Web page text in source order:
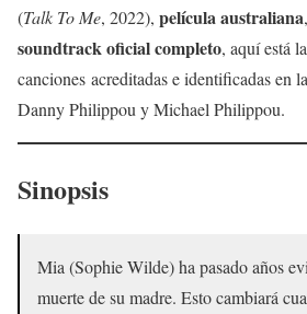
(Talk To Me, 2022), película australiana
soundtrack oficial completo, aquí está
canciones acreditadas e identificadas en
Danny Philippou y Michael Philippou.
Sinopsis
Mia (Sophie Wilde) ha pasado años
muerte de su madre. Esto cambiará